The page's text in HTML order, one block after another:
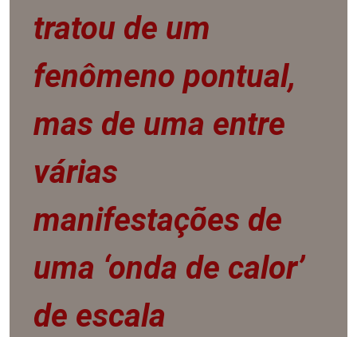
tratou de um
fenômeno pontual,
mas de uma entre
várias
manifestações de
uma ‘onda de calor’
de escala